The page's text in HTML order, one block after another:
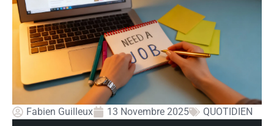
Fabien Guilleux 13 Novembre 2025 QUOTIDIEN